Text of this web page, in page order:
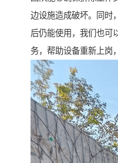
边设施造成破坏。同时
后仍能使用，我们也可
务，帮助设备重新上岗